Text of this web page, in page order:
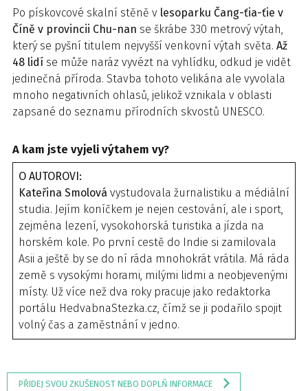
Po pískovcové skalní stěně v lesoparku Čang-ťia-ťie v
Číně v provincii Chu-nan se škrábe 330 metrový výtah,
který se pyšní titulem nejvyšší venkovní výtah světa. Až
48 lidí se může naráz vyvézt na vyhlídku, odkud je vidět
jedinečná příroda. Stavba tohoto velikána ale vyvolala
mnoho negativních ohlasů, jelikož vznikala v oblasti
zapsané do seznamu přírodních skvostů UNESCO.
A kam jste vyjeli výtahem vy?
O AUTOROVI:
Kateřina Smolová vystudovala žurnalistiku a médiální
studia. Jejím koníčkem je nejen cestování, ale i sport,
zejména lezení, vysokohorská turistika a jízda na
horském kole. Po první cestě do Indie si zamilovala
Asii a ještě by se do ní ráda mnohokrát vrátila. Má ráda
země s vysokými horami, milými lidmi a neobjevenými
místy. Už více než dva roky pracuje jako redaktorka
portálu HedvabnaStezka.cz, čímž se ji podařilo spojit
volný čas a zaměstnání v jedno.
PŘIDEJ SVOU ZKUŠENOST NEBO DOPLŇ INFORMACE